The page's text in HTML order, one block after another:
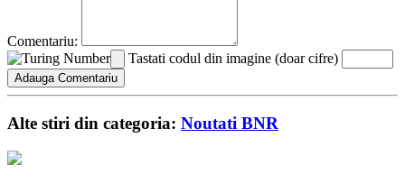
Comentariu:
Tastati codul din imagine (doar cifre)
Alte stiri din categoria: Noutati BNR